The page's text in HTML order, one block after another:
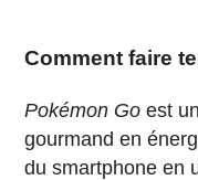
Comment faire
Pokémon Go est
gourmand en
du smartphone en